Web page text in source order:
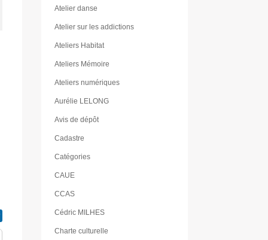
Atelier danse
Atelier sur les addictions
Ateliers Habitat
Ateliers Mémoire
Ateliers numériques
Aurélie LELONG
Avis de dépôt
Cadastre
Catégories
CAUE
CCAS
Cédric MILHES
Charte culturelle